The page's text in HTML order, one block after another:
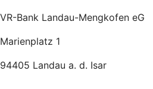
VR-Bank Landau-Mengkofen eG
Marienplatz 1
94405 Landau a. d. Isar